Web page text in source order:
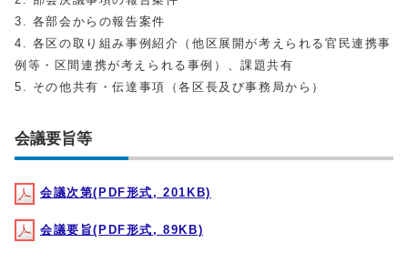
3. 各部会からの報告案件
4. 各区の取り組み事例紹介（他区展開が考えられる官民連携事
例等・区間連携が考えられる事例）、課題共有
5. その他共有・伝達事項（各区長及び事務局から）
会議要旨等
会議次第(PDF形式, 201KB)
会議要旨(PDF形式, 89KB)